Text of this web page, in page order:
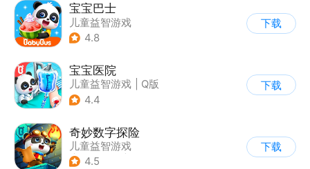
宝宝巴士
儿童益智游戏
| 启蒙早教
4.8
下载
宝宝医院
儿童益智游戏
Q版
4.4
下载
奇妙数字探险
儿童益智游戏
| 兴趣学习
4.5
下载